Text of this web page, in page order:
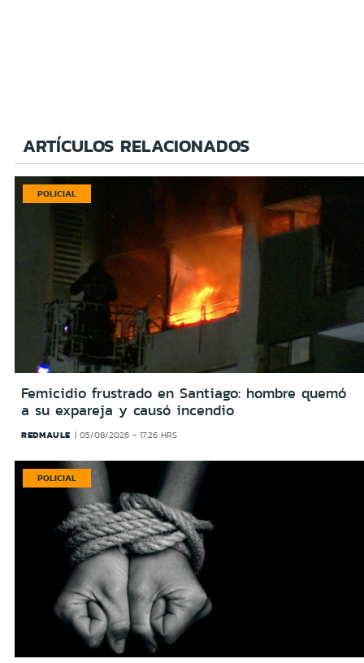
ARTÍCULOS RELACIONADOS
POLICIAL
Femicidio frustrado en Santiago: hombre quemó
a su expareja y causó incendio
REDMAULE 05/08/2026 - 17:26 HRS
POLICIAL